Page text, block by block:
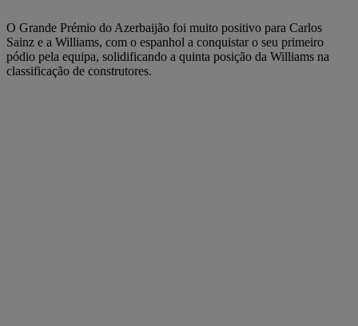
O Grande Prémio do Azerbaijão foi muito positivo para Carlos
Sainz e a Williams, com o espanhol a conquistar o seu primeiro
pódio pela equipa, solidificando a quinta posição da Williams na
classificação de construtores.